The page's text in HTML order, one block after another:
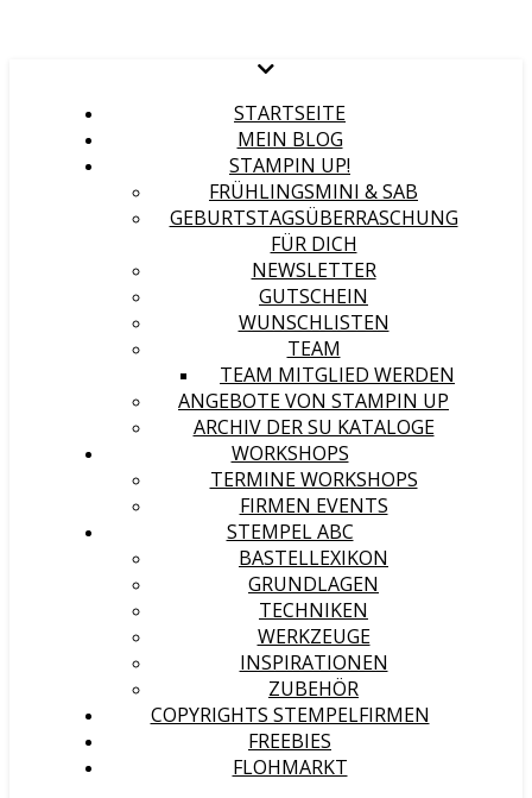
STARTSEITE
MEIN BLOG
STAMPIN UP!
FRÜHLINGSMINI & SAB
GEBURTSTAGSÜBERRASCHUNG
FÜR DICH
NEWSLETTER
GUTSCHEIN
WUNSCHLISTEN
TEAM
TEAM MITGLIED WERDEN
ANGEBOTE VON STAMPIN UP
ARCHIV DER SU KATALOGE
WORKSHOPS
TERMINE WORKSHOPS
FIRMEN EVENTS
STEMPEL ABC
BASTELLEXIKON
GRUNDLAGEN
TECHNIKEN
WERKZEUGE
INSPIRATIONEN
ZUBEHÖR
COPYRIGHTS STEMPELFIRMEN
FREEBIES
FLOHMARKT